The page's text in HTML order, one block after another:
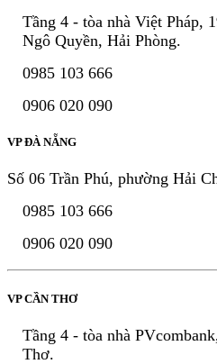
Tầng 4 - tòa nhà Việt Pháp,
Ngô Quyền, Hải Phòng.
0985 103 666
0906 020 090
VP ĐÀ NẴNG
Số 06 Trần Phú, phường Hải
0985 103 666
0906 020 090
VP CẦN THƠ
Tầng 4 - tòa nhà
Thơ.